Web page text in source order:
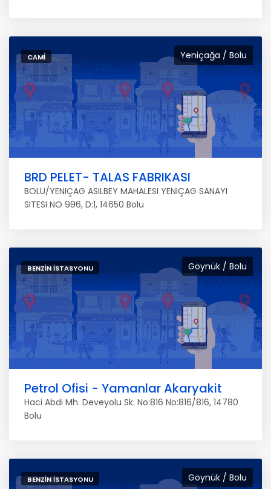
Yeniçağa / Bolu
CAMI
BRD PELET- TALAS FABRIKASI
BOLU/YENIÇAG ASILBEY MAHALESI YENIÇAG SANAYI
SITESI NO 996, D:1, 14650 Bolu
Göynük / Bolu
BENZIN İSTASYONU
Petrol Ofisi - Yamanlar Akaryakit
Haci Abdi Mh. Deveyolu Sk. No:816 No:816/816, 14780
Bolu
Göynük / Bolu
BENZIN İSTASYONU